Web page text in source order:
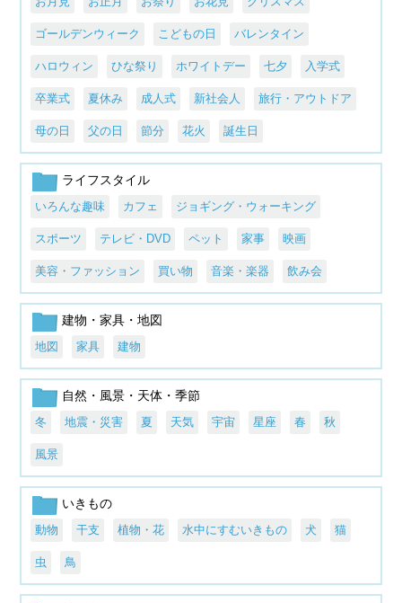
ゴールデンウィーク こどもの日 バレンタイン
ハロウィン ひな祭り ホワイトデー 七夕 入学式
卒業式 夏休み 成人式 新社会人 旅行・アウトドア
母の日 父の日 節分 花火 誕生日
ライフスタイル
いろんな趣味 カフェ ジョギング・ウォーキング
スポーツ テレビ・DVD ペット 家事 映画
美容・ファッション 買い物 音楽・楽器 飲み会
建物・家具・地図
地図 家具 建物
自然・風景・天体・季節
冬 地震・災害 夏 天気 宇宙 星座 春 秋
風景
いきもの
動物 干支 植物・花 水中にすむいきもの 犬 猫
虫 鳥